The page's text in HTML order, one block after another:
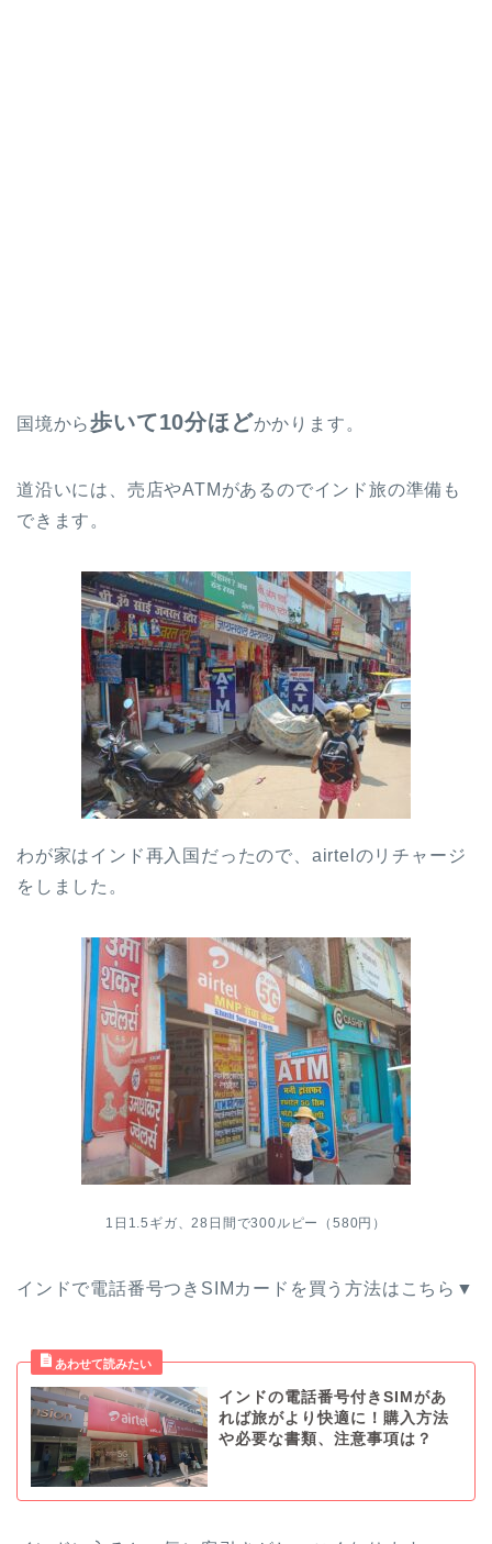
国境から歩いて10分ほどかかります。
道沿いには、売店やATMがあるのでインド旅の準備も
できます。
わが家はインド再入国だったので、airtelのリチャージ
をしました。
1日1.5ギガ、28日間で300ルピー（580円）
インドで電話番号つきSIMカードを買う方法はこちら▼
インドの電話番号付きSIMがあ
れば旅がより快適に！購入方法
や必要な書類、注意事項は？